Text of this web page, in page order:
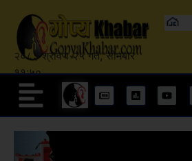
२०८३ श्रावण २५ गते, सोमबार
११:५०